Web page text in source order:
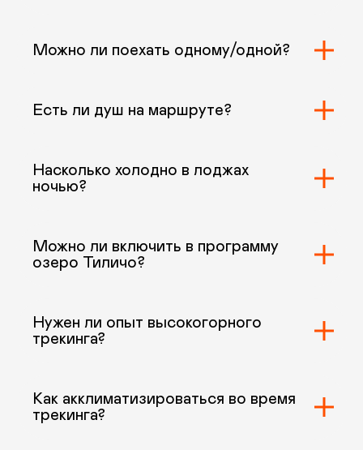
Можно ли поехать одному/одной?
Есть ли душ на маршруте?
Насколько холодно в лоджах
ночью?
Можно ли включить в программу
озеро Тиличо?
Нужен ли опыт высокогорного
трекинга?
Как акклиматизироваться во время
трекинга?